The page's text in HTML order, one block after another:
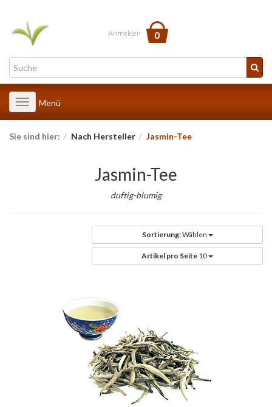
Anmelden 0
Toggle
navigation
Menü
Sie sind hier: Nach Hersteller Jasmin-Tee
Jasmin-Tee
duftig-blumig
Sortierung:Wählen
Artikel pro Seite 10